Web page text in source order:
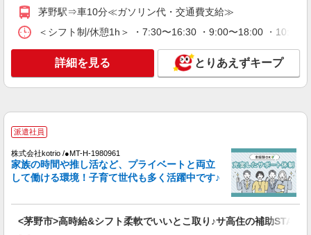
通費全支給(ガソリン代含む)＞
キープ 詳細を見る
派遣社員
時給1500円〜2125円 ＜日払い有/週払い有/交
通費全支給(ガソリン代含む)＞
茅野市
キープ 詳細を見る
茅野駅⇒車10分≪ガソリン代・交通費支給≫
＜シフト制/休憩1h＞ ・7:30〜16:30 ・9:00〜18:00 ・
詳細を見る とりあえずキープ
派遣社員
株式会社kotrio /●MT-H-1980961
家族の時間や推し活など、プライベートと両立
して働ける環境！子育て世代も多く活躍中です♪
<茅野市>高時給&シフト柔軟でいいとこ取り♪サ高住の補助STAFF